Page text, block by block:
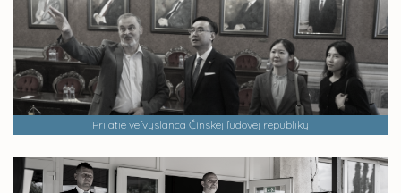
Prijatie veľvyslanca Čínskej ľudovej republiky